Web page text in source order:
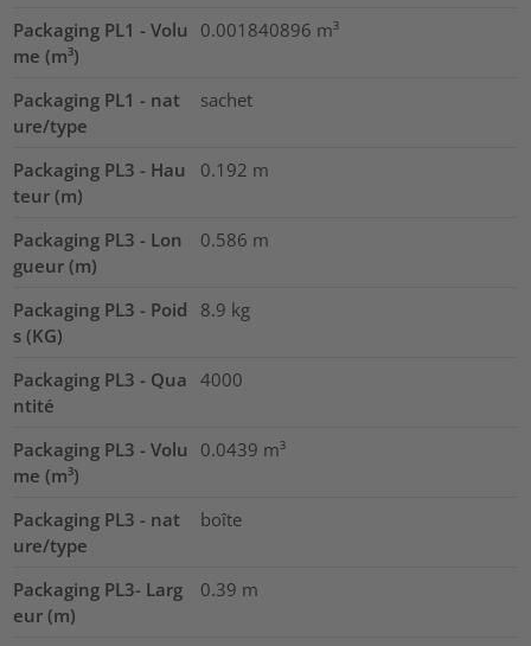
Packaging PL1 - Volu
me (m³)
0.001840896 m³
Packaging PL1 - nat
ure/type
sachet
Packaging PL3 - Hau
teur (m)
0.192 m
Packaging PL3 - Lon
gueur (m)
0.586 m
Packaging PL3 - Poid
s (KG)
8.9 kg
Packaging PL3 - Qua
ntité
4000
Packaging PL3 - Volu
me (m³)
0.0439 m³
Packaging PL3 - nat
ure/type
boîte
Packaging PL3- Larg
eur (m)
0.39 m